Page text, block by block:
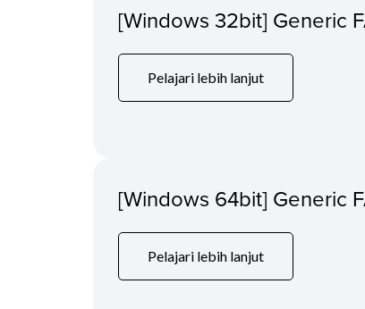
[Windows 32bit] Generic
Pelajari lebih lanjut
[Windows 64bit] Generic
Pelajari lebih lanjut